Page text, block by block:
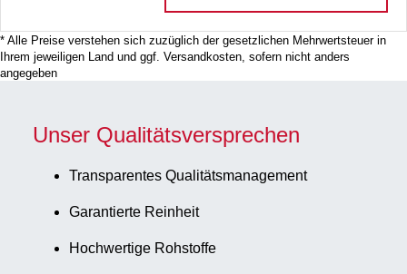
* Alle Preise verstehen sich zuzüglich der gesetzlichen Mehrwertsteuer in
Ihrem jeweiligen Land und ggf. Versandkosten, sofern nicht anders
angegeben
Unser Qualitätsversprechen
Transparentes Qualitätsmanagement
Garantierte Reinheit
Hochwertige Rohstoffe